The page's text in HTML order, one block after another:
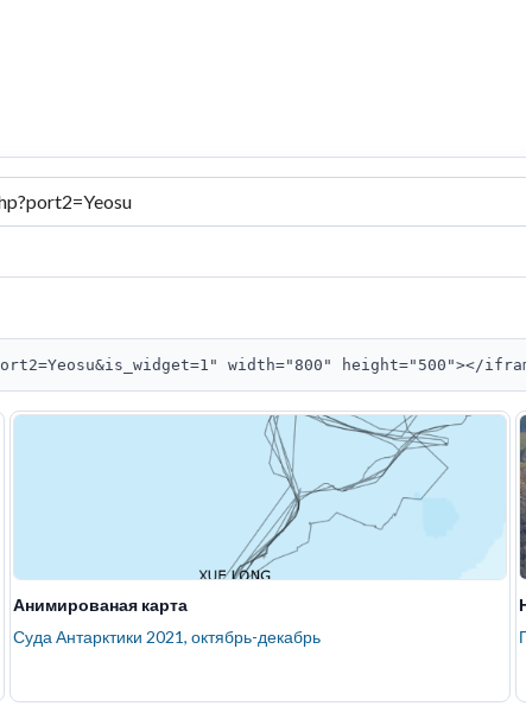
width="800" height="500"></
Анимированая карта
Суда Антарктики 2021, октябрь-декабрь